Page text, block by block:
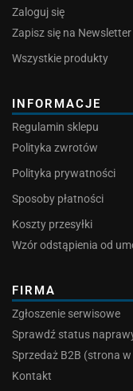
Zaloguj się
Zapisz się na Newsletter
Wszystkie produkty
INFORMACJE
Regulamin sklepu
Polityka zwrotów
Polityka prywatności
Sposoby płatności
Koszty przesyłki
Wzór odstąpienia od
FIRMA
Zgłoszenie serwisowe
Sprawdź status
Sprzedaż B2B (strona
Kontakt